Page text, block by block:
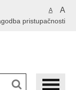
A A
pristupačnosti